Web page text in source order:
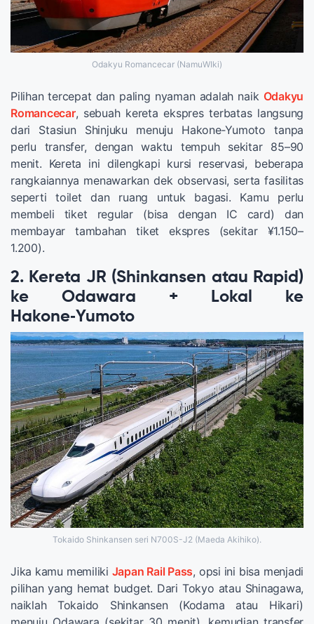
Odakyu Romancecar (NamuWIki)
Pilihan tercepat dan paling nyaman adalah naik Odakyu
Romancecar, sebuah kereta ekspres terbatas langsung
dari Stasiun Shinjuku menuju Hakone‑Yumoto tanpa
perlu transfer, dengan waktu tempuh sekitar 85–90
menit. Kereta ini dilengkapi kursi reservasi, beberapa
rangkaiannya menawarkan dek observasi, serta fasilitas
seperti toilet dan ruang untuk bagasi. Kamu perlu
membeli tiket regular (bisa dengan IC card) dan
membayar tambahan tiket ekspres (sekitar ¥1.150–
1.200).
2. Kereta JR (Shinkansen atau Rapid)
ke Odawara + Lokal ke
Hakone‑Yumoto
Tokaido Shinkansen seri N700S-J2 (Maeda Akihiko).
Jika kamu memiliki Japan Rail Pass, opsi ini bisa menjadi
pilihan yang hemat budget. Dari Tokyo atau Shinagawa,
naiklah Tokaido Shinkansen (Kodama atau Hikari)